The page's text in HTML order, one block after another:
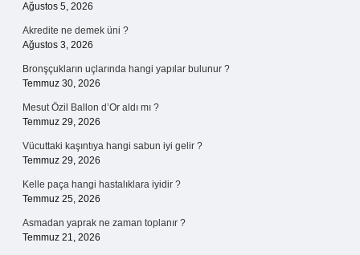
Ağustos 5, 2026
Akredite ne demek üni ?
Ağustos 3, 2026
Bronşçukların uçlarında hangi yapılar bulunur ?
Temmuz 30, 2026
Mesut Özil Ballon d’Or aldı mı ?
Temmuz 29, 2026
Vücuttaki kaşıntıya hangi sabun iyi gelir ?
Temmuz 29, 2026
Kelle paça hangi hastalıklara iyidir ?
Temmuz 25, 2026
Asmadan yaprak ne zaman toplanır ?
Temmuz 21, 2026